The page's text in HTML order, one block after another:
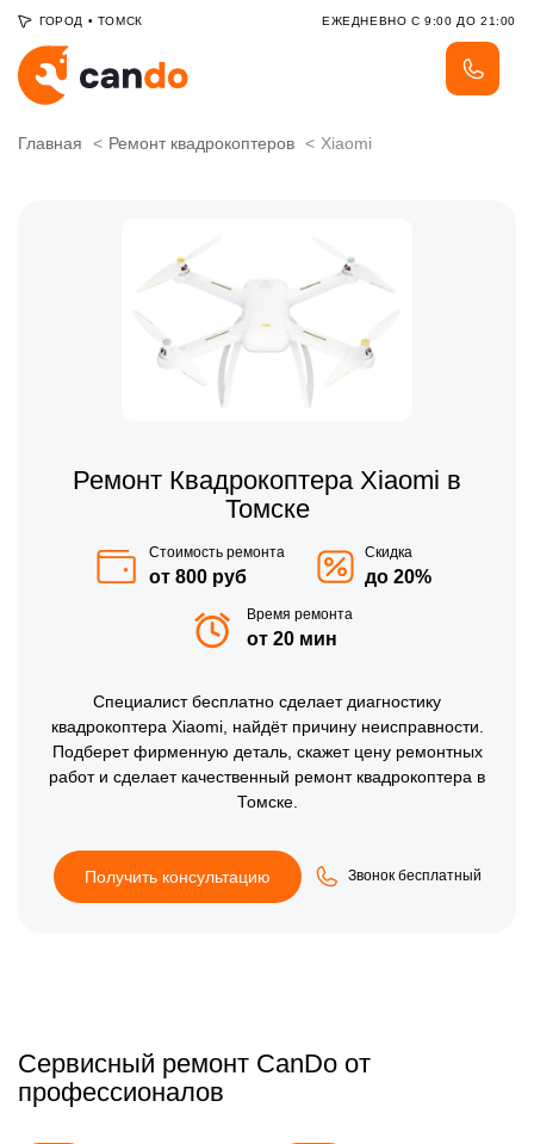
ГОРОД • ТОМСК ЕЖЕДНЕВНО С 9:00 ДО 21:00
Главная Ремонт квадрокоптеров Xiaomi
Ремонт Квадрокоптера Xiaomi в
Томске
Стоимость ремонта
от 800 руб
Скидка
до 20%
Время ремонта
от 20 мин
Специалист бесплатно сделает диагностику
квадрокоптера Xiaomi, найдёт причину неисправности.
Подберет фирменную деталь, скажет цену ремонтных
работ и сделает качественный ремонт квадрокоптера в
Томске.
Получить консультацию Звонок бесплатный
Сервисный ремонт CanDo от
профессионалов